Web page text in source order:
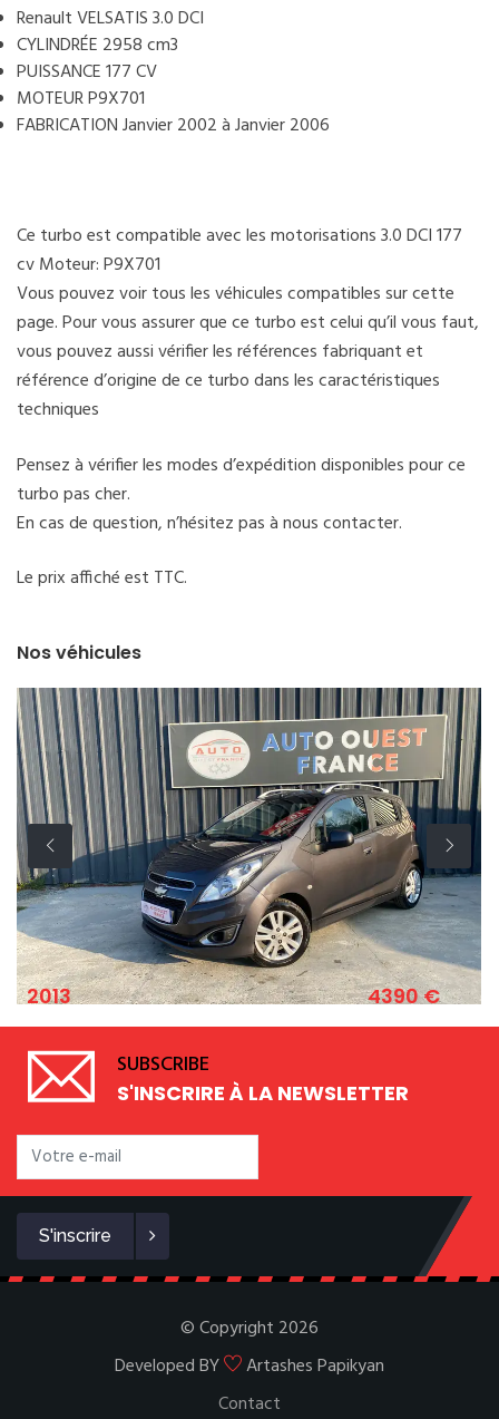
Renault VELSATIS 3.0 DCI
CYLINDRÉE 2958 cm3
PUISSANCE 177 CV
MOTEUR P9X701
FABRICATION Janvier 2002 à Janvier 2006
Ce turbo est compatible avec les motorisations 3.0 DCI 177
cv Moteur: P9X701
Vous pouvez voir tous les véhicules compatibles sur cette
page. Pour vous assurer que ce turbo est celui qu’il vous faut,
vous pouvez aussi vérifier les références fabriquant et
référence d’origine de ce turbo dans les caractéristiques
techniques
Pensez à vérifier les modes d’expédition disponibles pour ce
turbo pas cher.
En cas de question, n’hésitez pas à nous contacter.
Le prix affiché est TTC.
Nos véhicules
SPARK 1.2 ESSENCE 82 CV
4390 € 2011
SUBSCRIBE
S'INSCRIRE À LA NEWSLETTER
S'inscrire
© Copyright 2026
Developed BY
Artashes Papikyan
Contact